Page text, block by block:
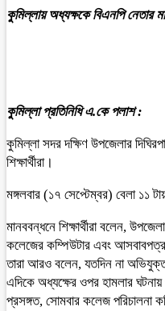
কুমিল্লায় অধ্যক্ষকে বিএনপি নেতার
কুমিল্লা প্রতিনিধি এ.কে পলাশ :
কুমিল্লা সদর দক্ষিণ উপজেলার
শিক্ষার্থীরা।
মঙ্গলবার (১৭ সেপ্টেম্বর) বেলা ১১
মানববন্ধনে শিক্ষার্থীরা বলেন,
কলেজের কম্পিউটার এবং আসবাবপত্র
তারা আরও বলেন, যতদিন না
এদিকে অধ্যক্ষের ওপর হামলার ঘটনায়
প্রসঙ্গত, সোমবার কলেজ পরিচালনা